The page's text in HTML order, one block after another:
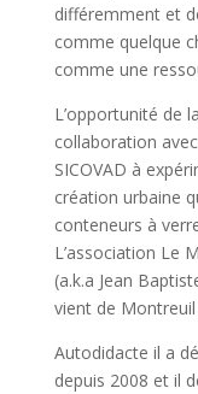
différemment et
comme quelque
comme une
L’opportunité de
collaboration
SICOVAD à
création urbaine
conteneurs à
L’association Le
(a.k.a Jean
vient de
Autodidacte il a
depuis 2008 et il